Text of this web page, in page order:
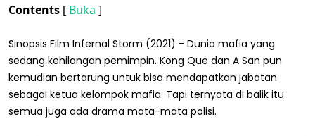
Contents [ Buka ]
Sinopsis Film Infernal Storm (2021) - Dunia mafia yang
sedang kehilangan pemimpin. Kong Que dan A San pun
kemudian bertarung untuk bisa mendapatkan jabatan
sebagai ketua kelompok mafia. Tapi ternyata di balik itu
semua juga ada drama mata-mata polisi.